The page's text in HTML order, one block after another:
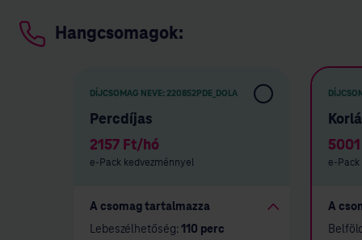
Hangcsomagok:
DÍJCSOMAG NEVE: 220852PDE_DOLA
Percdíjas
2157 Ft/hó
e-Pack kedvezménnyel
A csomag tartalmazza
Lebeszélhetőség:110 perc
5001
e-
A